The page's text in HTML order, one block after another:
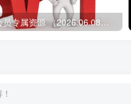
会员专属资源 （2026.06.08更新）